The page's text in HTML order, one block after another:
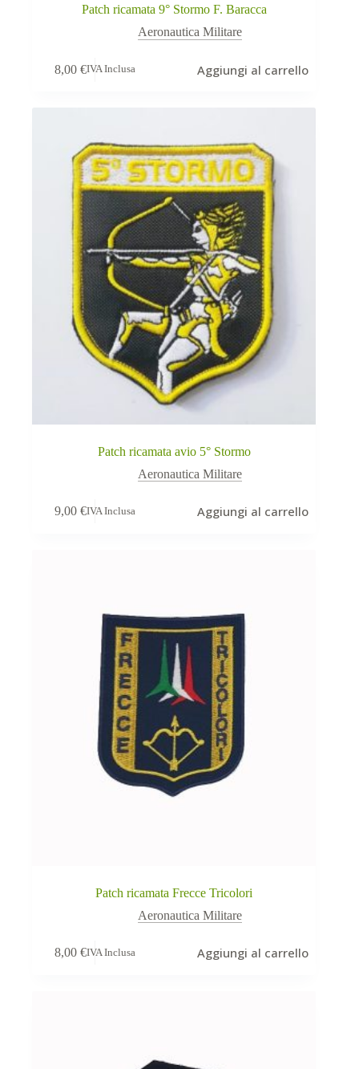
Patch ricamata 9° Stormo F. Baracca
Aeronautica Militare
8,00€IVA Inclusa Aggiungi al carrello
Patch ricamata avio 5° Stormo
Aeronautica Militare
9,00€IVA Inclusa Aggiungi al carrello
Patch ricamata Frecce Tricolori
Aeronautica Militare
8,00€IVA Inclusa Aggiungi al carrello